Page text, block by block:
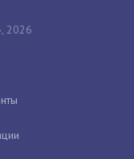
2026